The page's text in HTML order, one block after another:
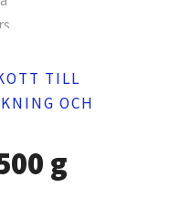
TILL
OCH
g